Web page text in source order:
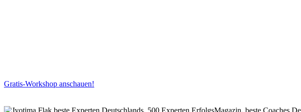
Gratis-Workshop anschauen!